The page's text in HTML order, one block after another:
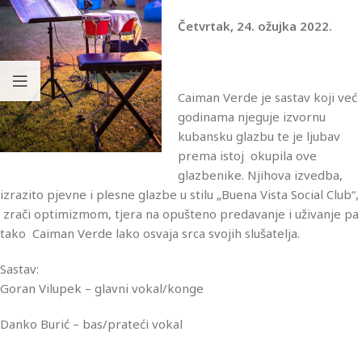
Četvrtak, 24. ožujka 2022.
Caiman Verde je sastav koji već
godinama njeguje izvornu
kubansku glazbu te je ljubav
prema istoj okupila ove
glazbenike. Njihova izvedba,
izrazito pjevne i plesne glazbe u stilu „Buena Vista Social Club“,
zrači optimizmom, tjera na opušteno predavanje i uživanje pa
tako Caiman Verde lako osvaja srca svojih slušatelja.
Sastav:
Goran Vilupek – glavni vokal/konge
Danko Burić – bas/prateći vokal